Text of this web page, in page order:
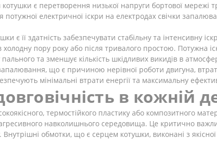
є перетворення низької напруги бортової мережі
електричної іскри на електродах свічки
є її здатність забезпечувати стабільну та інтенсивну
холодну пору року або після тривалого простою.
та зменшує кількість шкідливих викидів в
що є причиною нерівної роботи двигуна,
мінімальні втрати енергії та максимальну
в кожній
термостійкого пластику або композитного
навколишнього середовища. Це критично
Внутрішні обмотки, що є серцем котушки, виконані з